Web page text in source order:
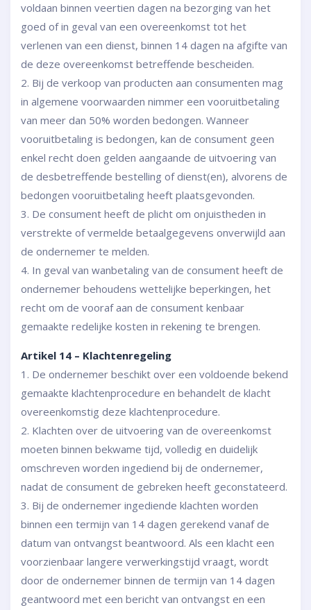
voldaan binnen veertien dagen na bezorging van het
goed of in geval van een overeenkomst tot het
verlenen van een dienst, binnen 14 dagen na afgifte van
de deze overeenkomst betreffende bescheiden.
2. Bij de verkoop van producten aan consumenten mag
in algemene voorwaarden nimmer een vooruitbetaling
van meer dan 50% worden bedongen. Wanneer
vooruitbetaling is bedongen, kan de consument geen
enkel recht doen gelden aangaande de uitvoering van
de desbetreffende bestelling of dienst(en), alvorens de
bedongen vooruitbetaling heeft plaatsgevonden.
3. De consument heeft de plicht om onjuistheden in
verstrekte of vermelde betaalgegevens onverwijld aan
de ondernemer te melden.
4. In geval van wanbetaling van de consument heeft de
ondernemer behoudens wettelijke beperkingen, het
recht om de vooraf aan de consument kenbaar
gemaakte redelijke kosten in rekening te brengen.
Artikel 14 – Klachtenregeling
1. De ondernemer beschikt over een voldoende bekend
gemaakte klachtenprocedure en behandelt de klacht
overeenkomstig deze klachtenprocedure.
2. Klachten over de uitvoering van de overeenkomst
moeten binnen bekwame tijd, volledig en duidelijk
omschreven worden ingediend bij de ondernemer,
nadat de consument de gebreken heeft geconstateerd.
3. Bij de ondernemer ingediende klachten worden
binnen een termijn van 14 dagen gerekend vanaf de
datum van ontvangst beantwoord. Als een klacht een
voorzienbaar langere verwerkingstijd vraagt, wordt
door de ondernemer binnen de termijn van 14 dagen
geantwoord met een bericht van ontvangst en een